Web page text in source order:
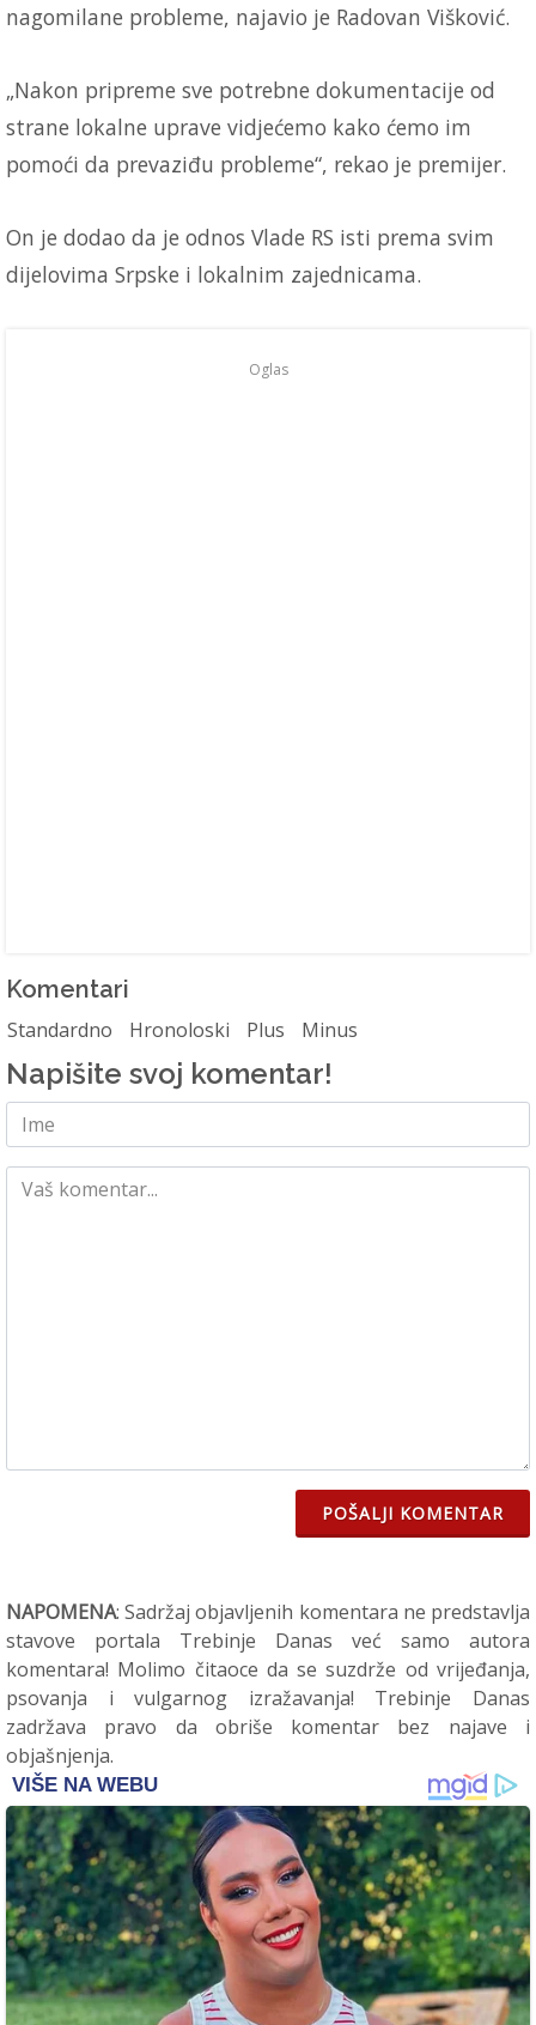
nagomilane probleme, najavio je Radovan Višković.
„Nakon pripreme sve potrebne dokumentacije od
strane lokalne uprave vidjećemo kako ćemo im
pomoći da prevaziđu probleme“, rekao je premijer.
On je dodao da je odnos Vlade RS isti prema svim
dijelovima Srpske i lokalnim zajednicama.
Oglas
Komentari
Standardno Hronoloski Plus Minus
Napišite svoj komentar!
POŠALJI KOMENTAR
NAPOMENA: Sadržaj objavljenih komentara ne predstavlja
stavove portala Trebinje Danas već samo autora
komentara! Molimo čitaoce da se suzdrže od vrijeđanja,
psovanja i vulgarnog izražavanja! Trebinje Danas
zadržava pravo da obriše komentar bez najave i
objašnjenja.